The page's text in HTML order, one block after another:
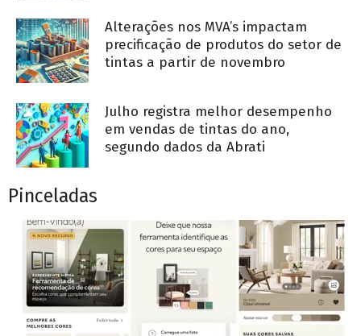
Alterações nos MVA’s impactam
precificação de produtos do setor de
tintas a partir de novembro
Julho registra melhor desempenho
em vendas de tintas do ano,
segundo dados da Abrati
Pinceladas